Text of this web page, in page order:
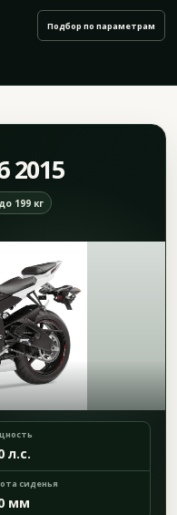
Подбор по параметрам
2015
199 кг
л.с.
сиденья
мм